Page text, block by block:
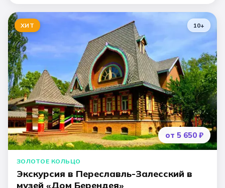
ХИТ 10+
от 5 650 ₽
ЗОЛОТОЕ КОЛЬЦО
Экскурсия в Переславль-Залесский в
музей «Дом Берендея»